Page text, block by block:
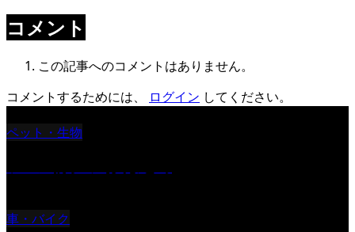
コメント
この記事へのコメントはありません。
コメントするためには、
ログイン してください。
ペット・生物
車・バイク